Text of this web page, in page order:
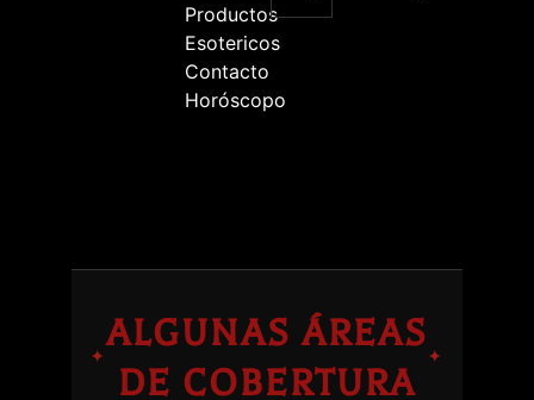
Productos
Esotericos
Contacto
Horóscopo
✦
ALGUNAS ÁREAS
DE COBERTURA
✦